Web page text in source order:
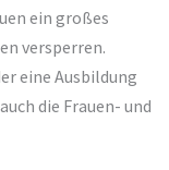
ein großes
versperren.
eine Ausbildung
die Frauen- und